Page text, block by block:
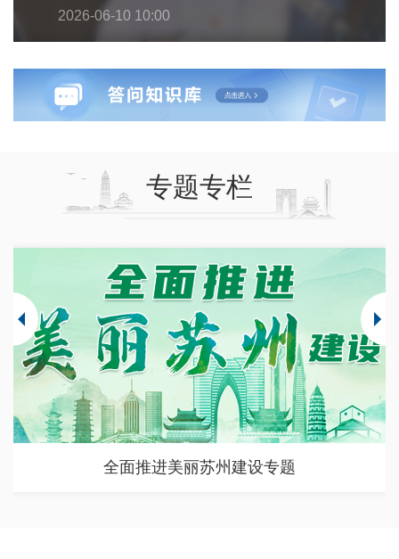
2026-06-10 10:00
专题专栏